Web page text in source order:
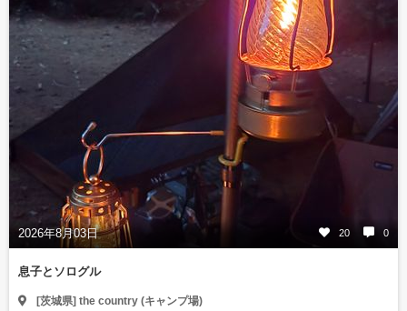
2026年8月03日 20 0
息子とソログル
[茨城県] the country (キャンプ場)